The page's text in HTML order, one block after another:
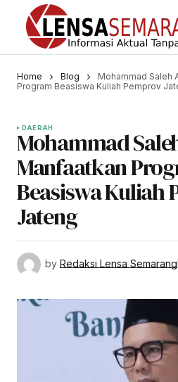
Home Blog
Mohammad Saleh
Program Beasiswa Kuliah Pemprov
DAERAH
Mohammad
Manfaatkan
Beasiswa Kuliah
Jateng
by Redaksi Lensa Semarang